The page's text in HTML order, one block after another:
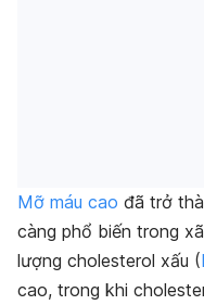
Mỡ máu cao đã trở
càng phổ biến trong
lượng cholesterol xấu (
cao, trong khi